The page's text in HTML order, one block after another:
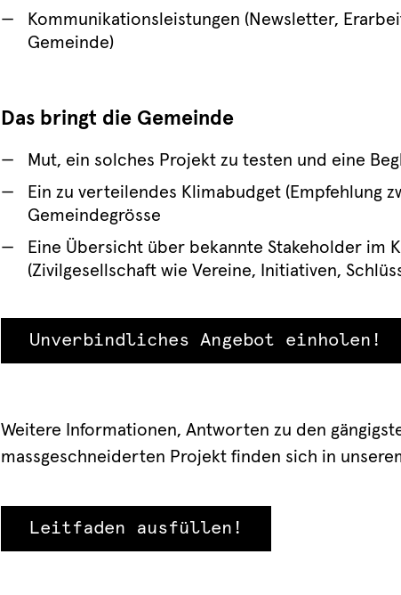
Kommunikationsleistungen (Newsletter,
Gemeinde)
Das bringt die Gemeinde
Mut, ein solches Projekt zu testen und eine
Ein zu verteilendes Klimabudget (Empfehlung
Gemeindegrösse
Eine Übersicht über bekannte Stakeholder im
(Zivilgesellschaft wie Vereine, Initiativen,
Unverbindliches Angebot einholen!
Weitere Informationen, Antworten zu den
massgeschneiderten Projekt finden sich in
Leitfaden ausfüllen!